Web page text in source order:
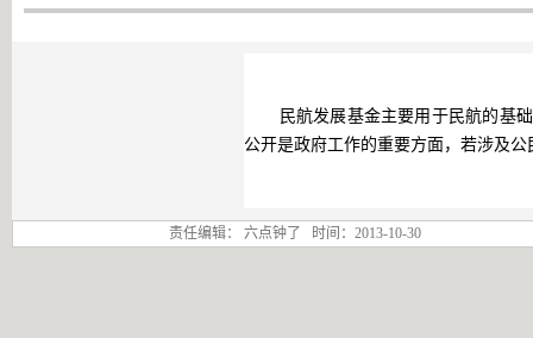
民航发展基金主要用于民航的基础
公开是政府工作的重要方面，若涉及
责任编辑： 六点钟了 时间：2013-10-30